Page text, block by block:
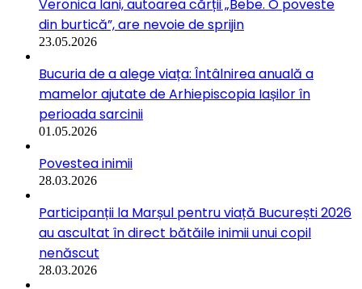
Veronica Iani, autoarea cărții „Bebe. O poveste
din burtică”, are nevoie de sprijin
23.05.2026
Bucuria de a alege viața: Întâlnirea anuală a
mamelor ajutate de Arhiepiscopia Iașilor în
perioada sarcinii
01.05.2026
Povestea inimii
28.03.2026
Participanții la Marșul pentru viață București 2026
au ascultat în direct bătăile inimii unui copil
nenăscut
28.03.2026